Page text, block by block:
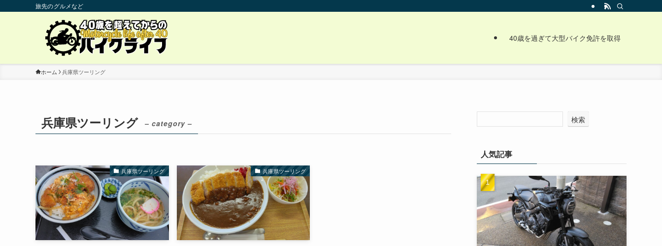
旅先のグルメなど
40歳を過ぎて大型バイク免許を取得
ホーム 兵庫県ツーリング
兵庫県ツーリング – category –
兵庫県ツーリング 兵庫県ツーリング
検索
人気記事